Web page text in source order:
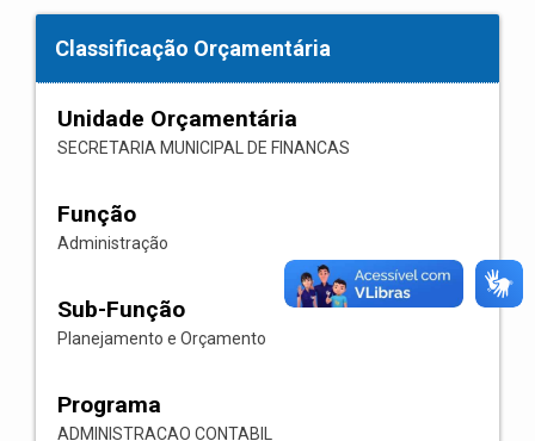
Classificação Orçamentária
Unidade Orçamentária
SECRETARIA MUNICIPAL DE FINANCAS
Função
Administração
Sub-Função
Planejamento e Orçamento
Programa
ADMINISTRACAO CONTABIL